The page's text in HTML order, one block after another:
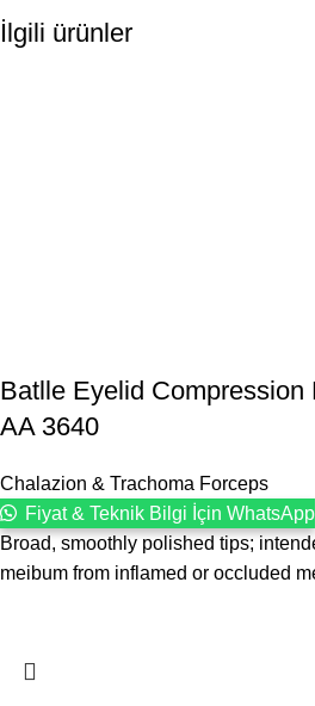
İlgili ürünler
Batlle Eyelid Compression
AA 3640
Chalazion & Trachoma Forceps
Fiyat & Teknik Bilgi İçin WhatsApp
Broad, smoothly polished tips;
meibum from inflamed or occluded